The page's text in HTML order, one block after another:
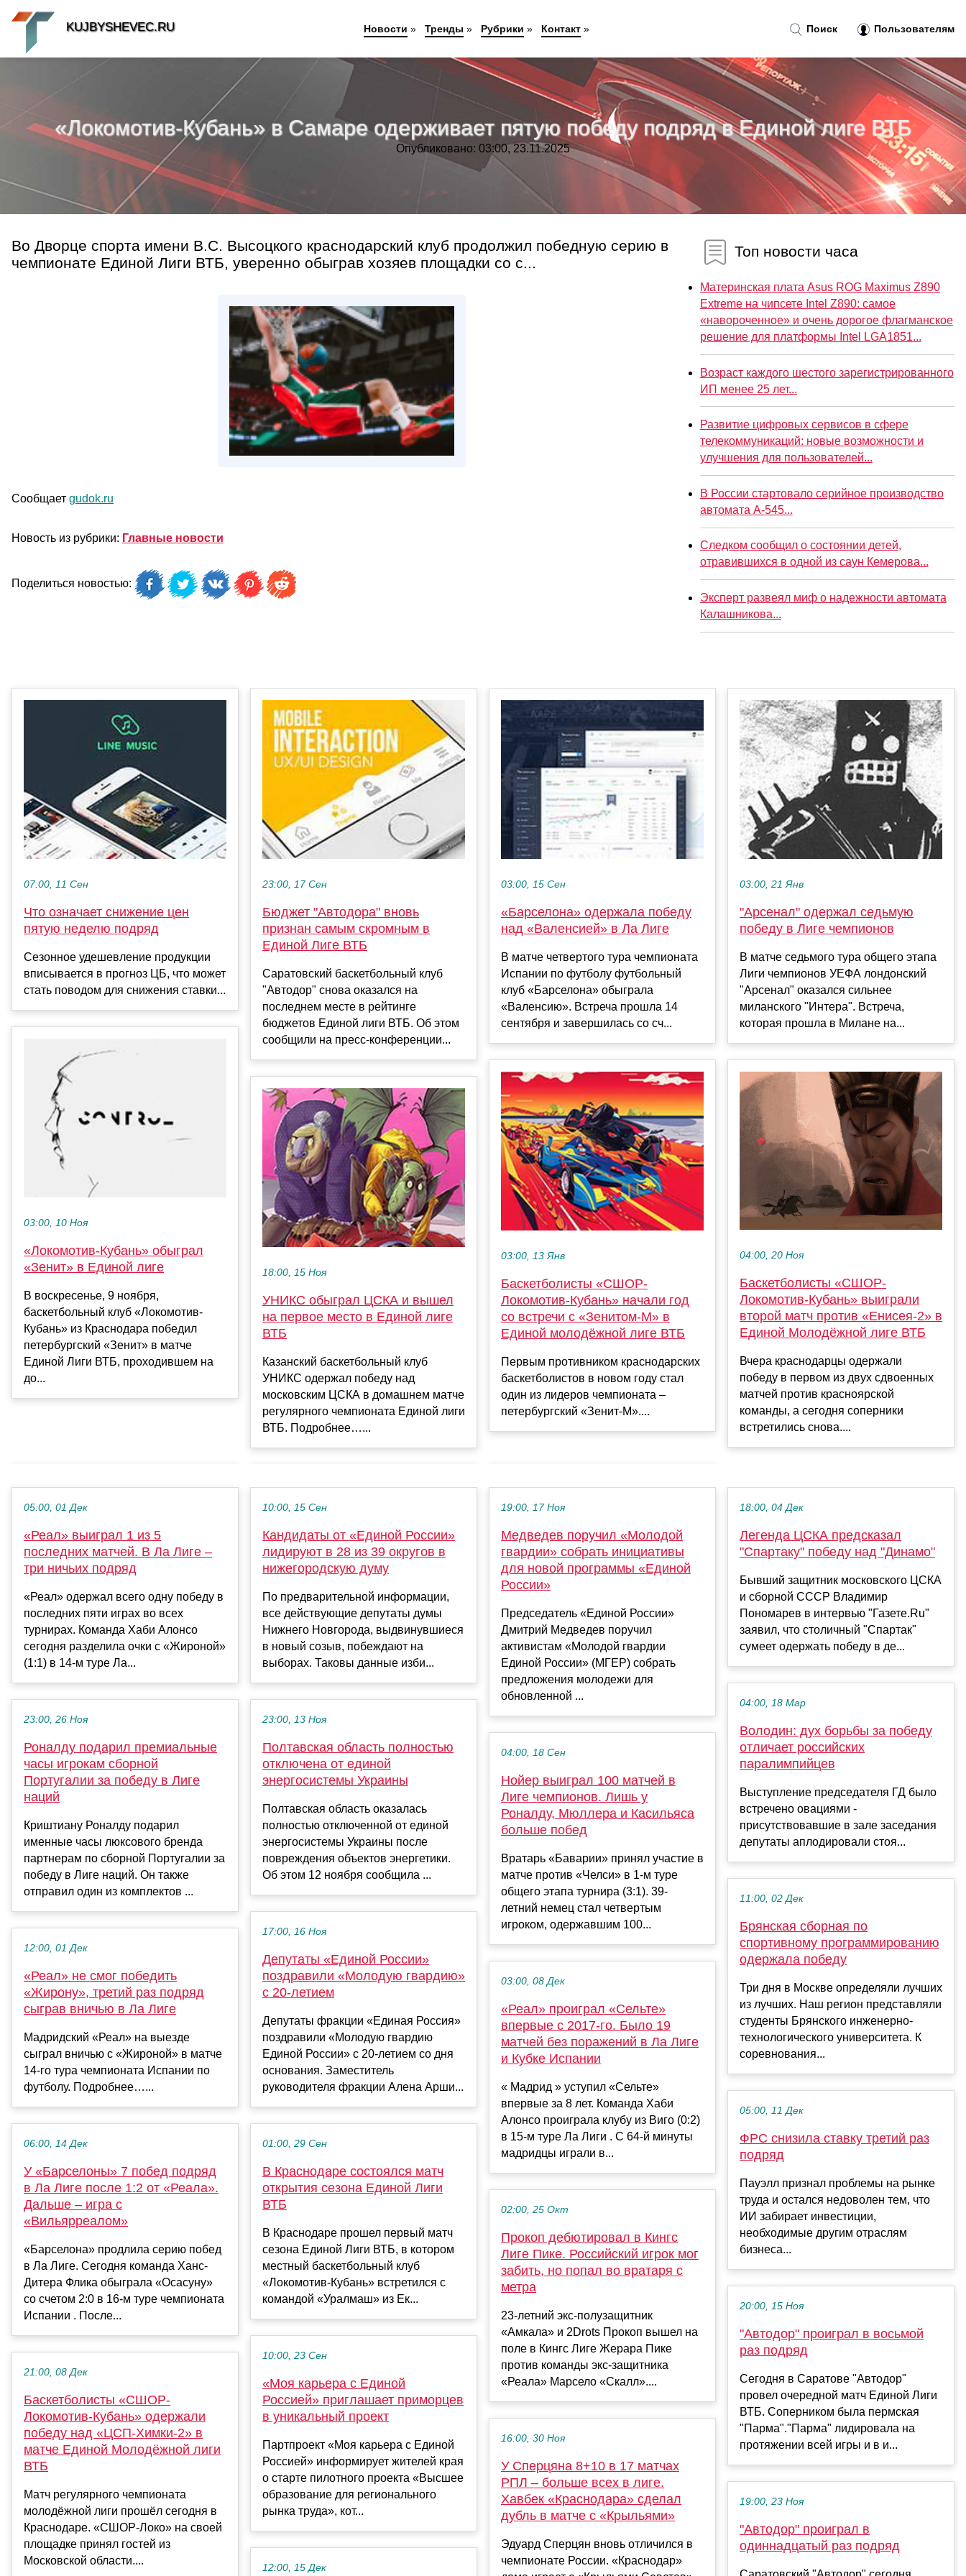
«Локомотив-Кубань» в Самаре одерживает пятую победу подряд в Единой лиге ВТБ
Опубликовано: 03:00, 23.11.2025
Во Дворце спорта имени В.С. Высоцкого краснодарский клуб продолжил победную серию в
чемпионате Единой Лиги ВТБ, уверенно обыграв хозяев площадки со с...
Сообщает gudok.ru
Новость из рубрики: Главные новости
Поделиться новостью:
Топ новости часа
Материнская плата Asus ROG Maximus Z890
Extreme на чипсете Intel Z890: самое
«навороченное» и очень дорогое флагманское
решение для платформы Intel LGA1851...
Возраст каждого шестого зарегистрированного
ИП менее 25 лет...
Развитие цифровых сервисов в сфере
телекоммуникаций: новые возможности и
улучшения для пользователей...
В России стартовало серийное производство
автомата А-545...
Следком сообщил о состоянии детей,
отравившихся в одной из саун Кемерова...
Эксперт развеял миф о надежности автомата
Калашникова...
07:00, 11 Сен
Что означает снижение цен
пятую неделю подряд
Сезонное удешевление продукции
вписывается в прогноз ЦБ, что может
стать поводом для снижения ставки...
03:00, 10 Ноя
«Локомотив-Кубань» обыграл
«Зенит» в Единой лиге
В воскресенье, 9 ноября,
баскетбольный клуб «Локомотив-
Кубань» из Краснодара победил
петербургский «Зенит» в матче
Единой Лиги ВТБ, проходившем на
до...
23:00, 17 Сен
Бюджет "Автодора" вновь
признан самым скромным в
Единой Лиге ВТБ
Саратовский баскетбольный клуб
"Автодор" снова оказался на
последнем месте в рейтинге
бюджетов Единой лиги ВТБ. Об этом
сообщили на пресс-конференции...
18:00, 15 Ноя
УНИКС обыграл ЦСКА и вышел
на первое место в Единой лиге
ВТБ
Казанский баскетбольный клуб
УНИКС одержал победу над
московским ЦСКА в домашнем матче
регулярного чемпионата Единой лиги
ВТБ. Подробнее…...
03:00, 15 Сен
«Барселона» одержала победу
над «Валенсией» в Ла Лиге
В матче четвертого тура чемпионата
Испании по футболу футбольный
клуб «Барселона» обыграла
«Валенсию». Встреча прошла 14
сентября и завершилась со сч...
03:00, 13 Янв
Баскетболисты «СШОР-
Локомотив-Кубань» начали год
со встречи с «Зенитом-М» в
Единой молодёжной лиге ВТБ
Первым противником краснодарских
баскетболистов в новом году стал
один из лидеров чемпионата –
петербургский «Зенит-М»....
03:00, 21 Янв
"Арсенал" одержал седьмую
победу в Лиге чемпионов
В матче седьмого тура общего этапа
Лиги чемпионов УЕФА лондонский
"Арсенал" оказался сильнее
миланского "Интера". Встреча,
которая прошла в Милане на...
04:00, 20 Ноя
Баскетболисты «СШОР-
Локомотив-Кубань» выиграли
второй матч против «Енисея-2» в
Единой Молодёжной лиге ВТБ
Вчера краснодарцы одержали
победу в первом из двух сдвоенных
матчей против красноярской
команды, а сегодня соперники
встретились снова....
05:00, 01 Дек
«Реал» выиграл 1 из 5
последних матчей. В Ла Лиге –
три ничьих подряд
«Реал» одержал всего одну победу в
последних пяти играх во всех
турнирах. Команда Хаби Алонсо
сегодня разделила очки с «Жироной»
(1:1) в 14-м туре Ла...
23:00, 26 Ноя
Роналду подарил премиальные
часы игрокам сборной
Португалии за победу в Лиге
наций
Криштиану Роналду подарил
именные часы люксового бренда
партнерам по сборной Португалии за
победу в Лиге наций. Он также
отправил один из комплектов ...
12:00, 01 Дек
«Реал» не смог победить
«Жирону», третий раз подряд
сыграв вничью в Ла Лиге
Мадридский «Реал» на выезде
сыграл вничью с «Жироной» в матче
14‑го тура чемпионата Испании по
футболу. Подробнее…...
06:00, 14 Дек
У «Барселоны» 7 побед подряд
в Ла Лиге после 1:2 от «Реала».
Дальше – игра с
«Вильярреалом»
«Барселона» продлила серию побед
в Ла Лиге. Сегодня команда Ханс-
Дитера Флика обыграла «Осасуну»
со счетом 2:0 в 16-м туре чемпионата
Испании . После...
21:00, 08 Дек
Баскетболисты «СШОР-
Локомотив-Кубань» одержали
победу над «ЦСП-Химки-2» в
матче Единой Молодёжной лиги
ВТБ
Матч регулярного чемпионата
молодёжной лиги прошёл сегодня в
Краснодаре. «СШОР-Локо» на своей
площадке принял гостей из
Московской области....
10:00, 15 Сен
Кандидаты от «Единой России»
лидируют в 28 из 39 округов в
нижегородскую думу
По предварительной информации,
все действующие депутаты думы
Нижнего Новгорода, выдвинувшиеся
в новый созыв, побеждают на
выборах. Таковы данные изби...
23:00, 13 Ноя
Полтавская область полностью
отключена от единой
энергосистемы Украины
Полтавская область оказалась
полностью отключенной от единой
энергосистемы Украины после
повреждения объектов энергетики.
Об этом 12 ноября сообщила ...
17:00, 16 Ноя
Депутаты «Единой России»
поздравили «Молодую гвардию»
с 20-летием
Депутаты фракции «Единая Россия»
поздравили «Молодую гвардию
Единой России» с 20-летием со дня
основания. Заместитель
руководителя фракции Алена Арши...
01:00, 29 Сен
В Краснодаре состоялся матч
открытия сезона Единой Лиги
ВТБ
В Краснодаре прошел первый матч
сезона Единой Лиги ВТБ, в котором
местный баскетбольный клуб
«Локомотив-Кубань» встретился с
командой «Уралмаш» из Ек...
10:00, 23 Сен
«Моя карьера с Единой
Россией» приглашает приморцев
в уникальный проект
Партпроект «Моя карьера с Единой
Россией» информирует жителей края
о старте пилотного проекта «Высшее
образование для регионального
рынка труда», кот...
12:00, 15 Дек
19:00, 17 Ноя
Медведев поручил «Молодой
гвардии» собрать инициативы
для новой программы «Единой
России»
Председатель «Единой России»
Дмитрий Медведев поручил
активистам «Молодой гвардии
Единой России» (МГЕР) собрать
предложения молодежи для
обновленной ...
04:00, 18 Сен
Нойер выиграл 100 матчей в
Лиге чемпионов. Лишь у
Роналду, Мюллера и Касильяса
больше побед
Вратарь «Баварии» принял участие в
матче против «Челси» в 1-м туре
общего этапа турнира (3:1). 39-
летний немец стал четвертым
игроком, одержавшим 100...
03:00, 08 Дек
«Реал» проиграл «Сельте»
впервые с 2017-го. Было 19
матчей без поражений в Ла Лиге
и Кубке Испании
« Мадрид » уступил «Сельте»
впервые за 8 лет. Команда Хаби
Алонсо проиграла клубу из Виго (0:2)
в 15-м туре Ла Лиги . С 64-й минуты
мадридцы играли в...
02:00, 25 Окт
Прокоп дебютировал в Кингс
Лиге Пике. Российский игрок мог
забить, но попал во вратаря с
метра
23-летний экс-полузащитник
«Амкала» и 2Drots Прокоп вышел на
поле в Кингс Лиге Жерара Пике
против команды экс-защитника
«Реала» Марсело «Скалл»....
16:00, 30 Ноя
У Сперцяна 8+10 в 17 матчах
РПЛ – больше всех в лиге.
Хавбек «Краснодара» сделал
дубль в матче с «Крыльями»
Эдуард Сперцян вновь отличился в
чемпионате России. «Краснодар»
18:00, 04 Дек
Легенда ЦСКА предсказал
"Спартаку" победу над "Динамо"
Бывший защитник московского ЦСКА
и сборной СССР Владимир
Пономарев в интервью "Газете.Ru"
заявил, что столичный "Спартак"
сумеет одержать победу в де...
04:00, 18 Мар
Володин: дух борьбы за победу
отличает российских
паралимпийцев
Выступление председателя ГД было
встречено овациями -
присутствовавшие в зале заседания
депутаты аплодировали стоя...
11:00, 02 Дек
Брянская сборная по
спортивному программированию
одержала победу
Три дня в Москве определяли лучших
из лучших. Наш регион представляли
студенты Брянского инженерно-
технологического университета. К
соревнования...
05:00, 11 Дек
ФРС снизила ставку третий раз
подряд
Пауэлл признал проблемы на рынке
труда и остался недоволен тем, что
ИИ забирает инвестиции,
необходимые другим отраслям
бизнеса...
20:00, 15 Ноя
"Автодор" проиграл в восьмой
раз подряд
Сегодня в Саратове "Автодор"
провел очередной матч Единой Лиги
ВТБ. Соперником была пермская
"Парма"."Парма" лидировала на
протяжении всей игры и в и...
19:00, 23 Ноя
"Автодор" проиграл в
одиннадцатый раз подряд
Поиск Пользователям
KUJBYSHEVEC.RU Новости » Тренды » Рубрики » Контакт»